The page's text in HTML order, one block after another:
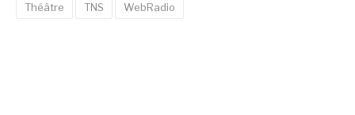
Théâtre TNS WebRadio